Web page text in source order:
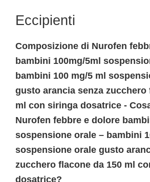
Eccipienti
Composizione di Nurofen
bambini 100mg/5ml
bambini 100 mg/5 ml
gusto arancia senza zucchero
ml con siringa dosatrice -
Nurofen febbre e dolore
sospensione orale – bambini
sospensione orale gusto
zucchero flacone da 150 ml
dosatrice?